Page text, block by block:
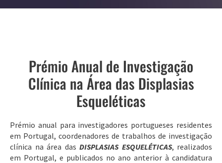
Prémio Anual de Investigação
Clínica na Área das Displasias
Esqueléticas
Prémio anual para investigadores portugueses residentes
em Portugal, coordenadores de trabalhos de investigação
clínica na área das DISPLASIAS ESQUELÉTICAS, realizados
em Portugal, e publicados no ano anterior à candidatura